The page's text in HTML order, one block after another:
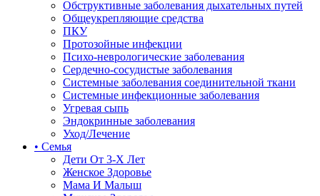
Обструктивные заболевания дыхательных путей
Общеукрепляющие средства
ПКУ
Протозойные инфекции
Психо-неврологические заболевания
Сердечно-сосудистые заболевания
Системные заболевания соединительной ткани
Системные инфекционные заболевания
Угревая сыпь
Эндокринные заболевания
Уход/Лечение
• Семья
Дети От 3-Х Лет
Женское Здоровье
Мама И Малыш